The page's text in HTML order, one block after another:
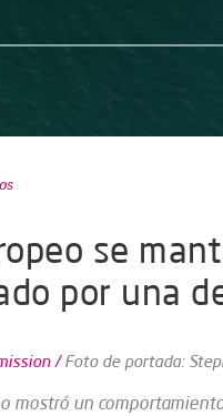
se
por una
/Foto de portada:
mostró un